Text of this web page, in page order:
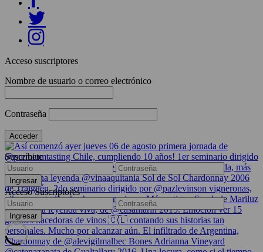
Acceso suscriptores
Nombre de usuario o correo electrónico
Contraseña
Suscríbete
Acceso Suscriptores